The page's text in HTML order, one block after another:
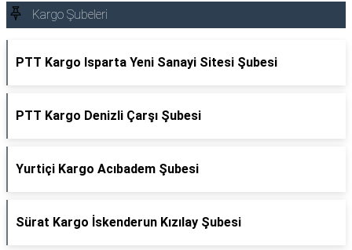
Kargo Şubeleri
PTT Kargo Isparta Yeni Sanayi Sitesi Şubesi
PTT Kargo Denizli Çarşı Şubesi
Yurtiçi Kargo Acıbadem Şubesi
Sürat Kargo İskenderun Kızılay Şubesi